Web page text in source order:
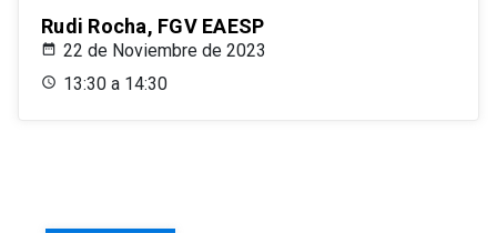
Rudi Rocha, FGV EAESP
22 de Noviembre de 2023
13:30 a 14:30